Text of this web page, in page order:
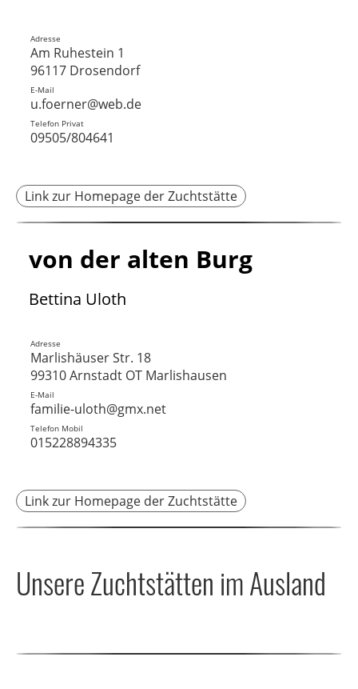
Adresse
Am Ruhestein 1
96117 Drosendorf
E-Mail
u.foerner@web.de
Telefon Privat
09505/804641
Link zur Homepage der Zuchtstätte
von der alten Burg
Bettina Uloth
Adresse
Marlishäuser Str. 18
99310 Arnstadt OT Marlishausen
E-Mail
familie-uloth@gmx.net
Telefon Mobil
015228894335
Link zur Homepage der Zuchtstätte
Unsere Zuchtstätten im Ausland